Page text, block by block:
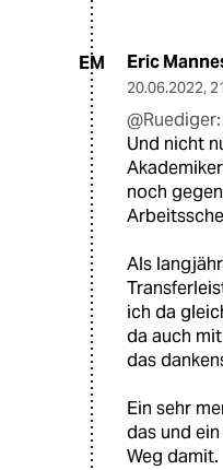
EM Eric
20.06.2022,
@Ruediger:
Und nicht
noch
Als
ich da
da auch
das
Ein sehr
das und
Weg damit.